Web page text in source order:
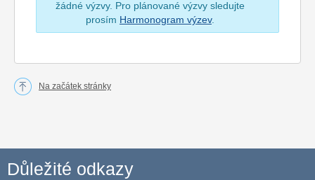
žádné výzvy. Pro plánované výzvy sledujte
prosím Harmonogram výzev.
Na začátek stránky
Důležité odkazy